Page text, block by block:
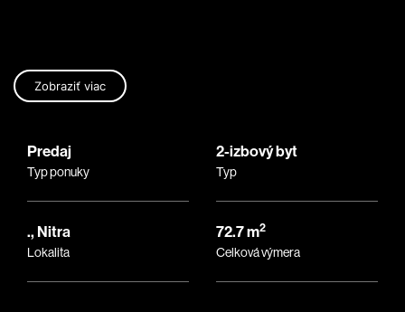
Zobraziť viac
Predaj
Typ ponuky
2-izbový byt
Typ
., Nitra
Lokalita
72.7 m2
Celková výmera